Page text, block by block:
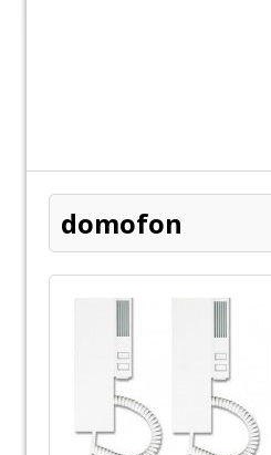
domofon